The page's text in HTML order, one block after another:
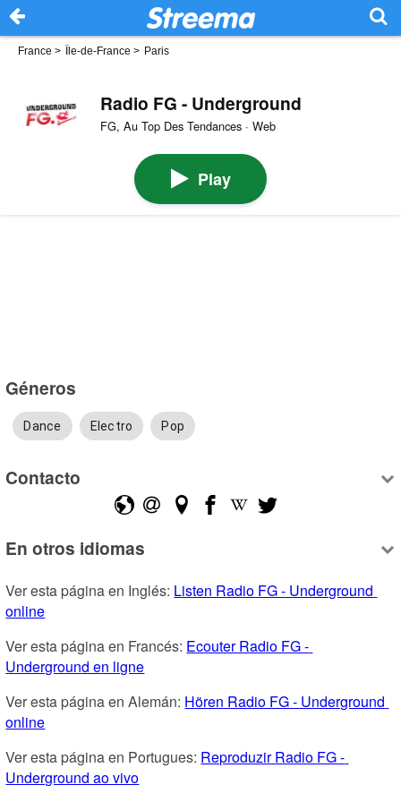
France > Île-de-France > Paris
Radio FG - Underground
FG, Au Top Des Tendances · Web
Play
Géneros
Dance Electro Pop
Contacto
En otros idiomas
Ver esta página en Inglés: Listen Radio FG - Underground
online
Ver esta página en Francés: Ecouter Radio FG -
Underground en ligne
Ver esta página en Alemán: Hören Radio FG - Underground
online
Ver esta página en Portugues: Reproduzir Radio FG -
Underground ao vivo